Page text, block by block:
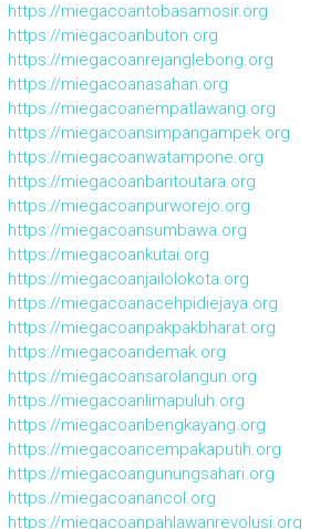
https://miegacoantobasamosir.org
https://miegacoanbuton.org
https://miegacoanrejanglebong.org
https://miegacoanasahan.org
https://miegacoanempatlawang.org
https://miegacoansimpangampek.org
https://miegacoanwatampone.org
https://miegacoanbaritoutara.org
https://miegacoanpurworejo.org
https://miegacoansumbawa.org
https://miegacoankutai.org
https://miegacoanjailolokota.org
https://miegacoanacehpidiejaya.org
https://miegacoanpakpakbharat.org
https://miegacoandemak.org
https://miegacoansarolangun.org
https://miegacoanlimapuluh.org
https://miegacoanbengkayang.org
https://miegacoancempakaputih.org
https://miegacoangunungsahari.org
https://miegacoanancol.org
https://miegacoanpahlawanrevolusi.org